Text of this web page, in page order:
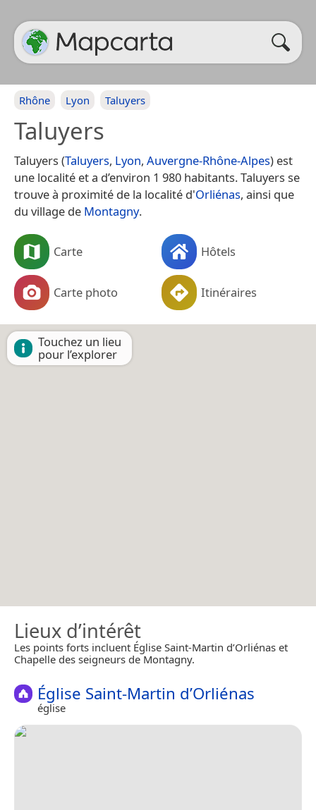
Rhône Lyon Taluyers
Taluyers
Taluyers (Taluyers, Lyon, Auvergne-Rhône-Alpes) est
une localité et a d’environ 1 980 habitants. Taluyers se
trouve à proximité de la localité d'Orliénas, ainsi que
du village de Montagny.
Carte Hôtels
Carte photo Itinéraires
Touchez un lieu
pour l’explorer
Lieux d’intérêt
Les points forts incluent Église Saint-Martin d’Orliénas et
Chapelle des seigneurs de Montagny.
Église Saint-Martin d’Orliénas
église